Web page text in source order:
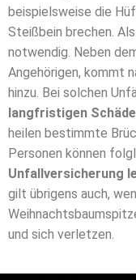
beispielsweise die
Steißbein brechen.
notwendig. Neben
Angehörigen, kommt
hinzu. Bei solchen
langfristigen
heilen bestimmte
Personen können
Unfallversicherung
gilt übrigens auch,
und sich verletzen.